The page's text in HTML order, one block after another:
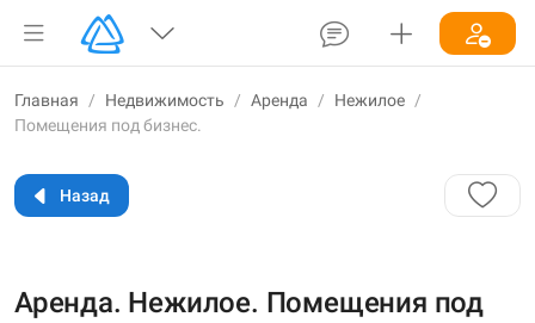
Главная / Недвижимость / Аренда / Нежилое /
Помещения под бизнес.
Назад
Аренда. Нежилое. Помещения под